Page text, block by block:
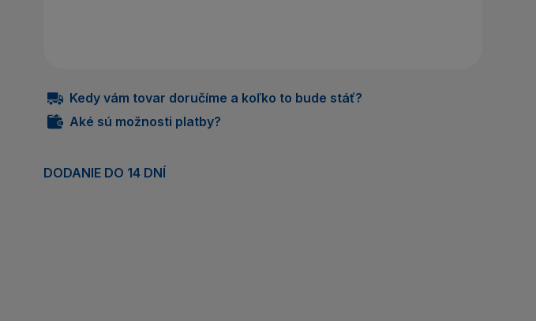
Kedy vám tovar doručíme a koľko to bude stáť?
Aké sú možnosti platby?
DODANIE DO 14 DNÍ